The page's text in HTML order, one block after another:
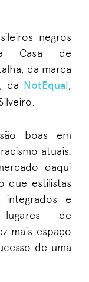
negros
Casa de
da marca
da NotEqual,
boas em
atuais.
daqui
que estilistas
e
es de
mais espaço
de uma